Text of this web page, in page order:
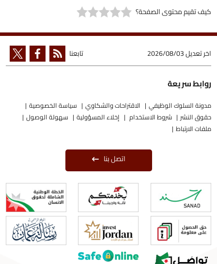
كيف تقيم محتوى الصفحة؟
اخر تعديل2026/08/03 تابعنا
روابط سريعة
مدونة السلوك الوظيفي الاقتراحات والشكاوي
سياسة الخصوصية
حقوق النشر
شروط الاستخدام إخلاء المسؤولية
سهولة الوصول
ملفات الارتباط
اتصل بنا